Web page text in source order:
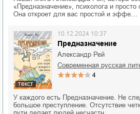
«Предназначение», психолога и просто
Она откроет для вас простой и эффе…
текст
Предназначение
10.12.2024 10:37
Александр Рей
современная русская
4
У каждого есть Предназначение. Не
большое преступление. Отсутствие